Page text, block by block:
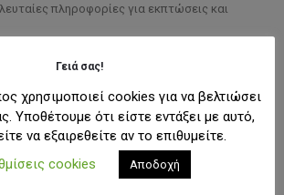
πληροφορίες για εκπτώσεις και
Γειά σας!
χρησιμοποιεί cookies για να βελτιώσει
Υποθέτουμε ότι είστε εντάξει με αυτό,
να εξαιρεθείτε αν το επιθυμείτε.
cookies
Αποδοχή